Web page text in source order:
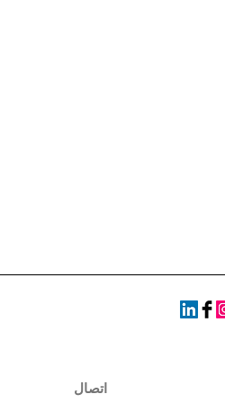
اتصال